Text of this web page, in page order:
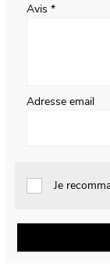
Avis
Adresse email
Je